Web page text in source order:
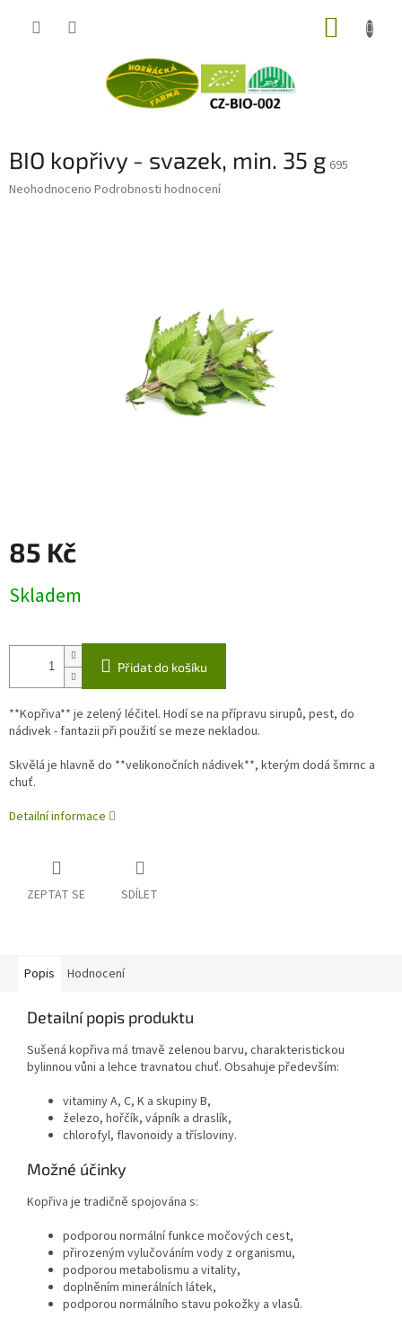
BIO kopřivy - svazek, min. 35 g 695
Průměrné
Neohodnoceno Podrobnosti hodnocení
85 Kč
cena:
Skladem
Přidat do košíku
**Kopřiva** je zelený léčitel. Hodí se na přípravu sirupů, pest, do
nádivek - fantazii při použití se meze nekladou.
Skvělá je hlavně do **velikonočních nádivek**, kterým dodá šmrnc a
chuť.
Detailní informace
ZEPTAT SE SDÍLET
Popis Hodnocení
Detailní popis produktu
Sušená kopřiva má tmavě zelenou barvu, charakteristickou
bylinnou vůni a lehce travnatou chuť. Obsahuje především:
vitaminy A, C, K a skupiny B,
železo, hořčík, vápník a draslík,
chlorofyl, flavonoidy a třísloviny.
Možné účinky
Kopřiva je tradičně spojována s:
podporou normální funkce močových cest,
přirozeným vylučováním vody z organismu,
podporou metabolismu a vitality,
doplněním minerálních látek,
podporou normálního stavu pokožky a vlasů.